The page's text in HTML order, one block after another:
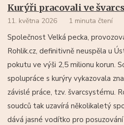
Kurýři pracovali ve
11. května 2026 1 minuta čtení
Společnost Velká pecka,
Rohlik.cz, definitivně neuspěla u
pokutu ve výši 2,5 milionu korun.
spolupráce s kurýry vykazovala
závislé práce, tzv. švarcsystému.
soudců tak uzavírá několikaletý
dává jasné vodítko pro